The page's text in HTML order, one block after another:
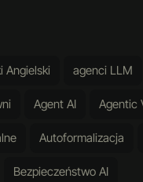
Angielski agenci LLM
Agent AI Agentic
Autoformalizacja
Bezpieczeństwo AI